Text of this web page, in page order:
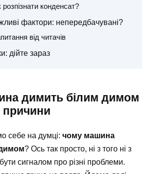
розпізнати конденсат?
фактори: непередбачувані?
від читачів
дійте зараз
димить білим димом
себе на думці: чому машина
? Ось так просто, ні з того ні з
сигналом про різні проблеми.